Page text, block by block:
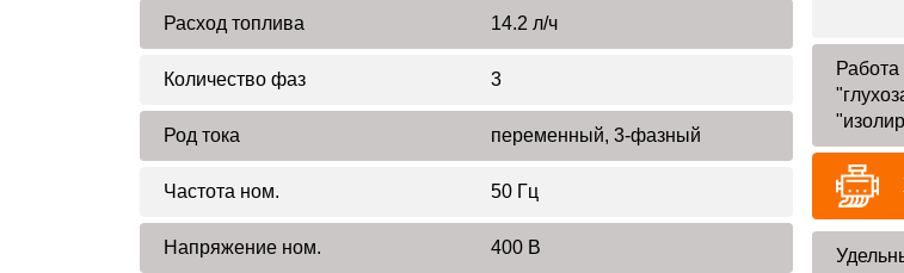
Расход топлива 14.2 л/ч
Количество фаз 3
Род тока переменный, 3-фазный
Частота ном. 50 Гц
Напряжение ном. 400 В
Работа